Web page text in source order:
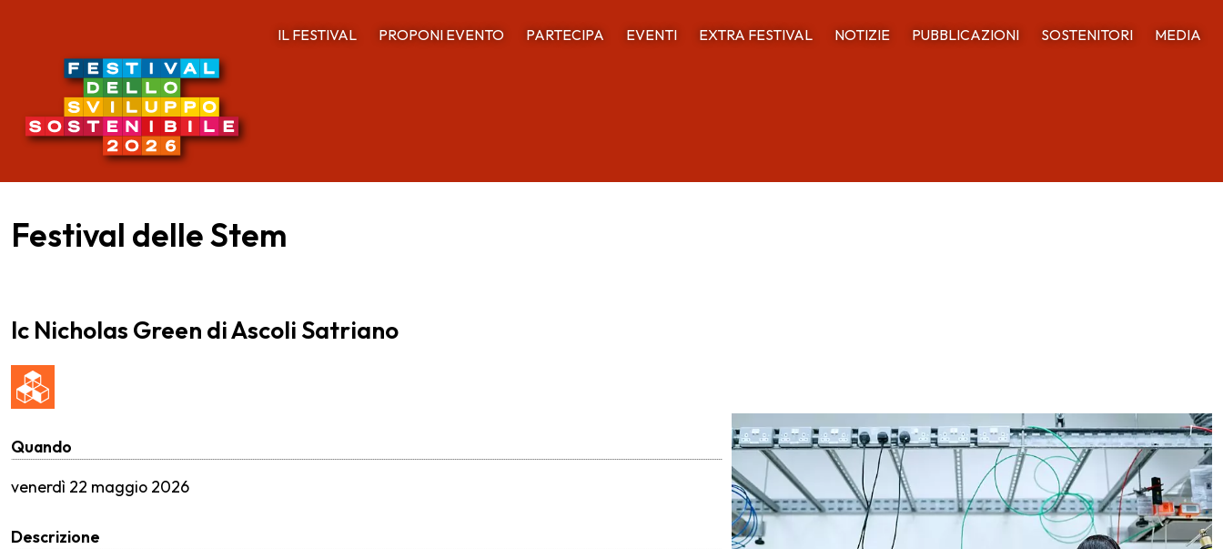
IL FESTIVAL PROPONI EVENTO PARTECIPA EVENTI EXTRA FESTIVAL NOTIZIE PUBBLICAZIONI SOSTENITORI MEDIA
Festival delle Stem
Ic Nicholas Green di Ascoli Satriano
Quando
venerdì 22 maggio 2026
Descrizione